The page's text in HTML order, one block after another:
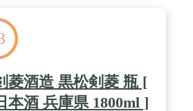
菱酒造 黒松剣菱 瓶 [
本酒 兵庫県 1800ml ]